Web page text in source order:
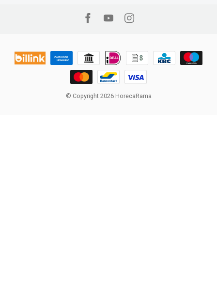
© Copyright 2026 HorecaRama